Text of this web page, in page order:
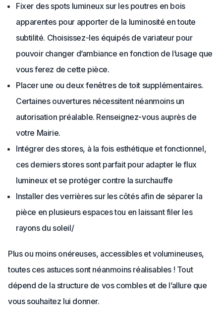
Fixer des spots lumineux sur les poutres en bois
apparentes pour apporter de la luminosité en toute
subtilité. Choisissez-les équipés de variateur pour
pouvoir changer d’ambiance en fonction de l’usage que
vous ferez de cette pièce.
Placer une ou deux fenêtres de toit supplémentaires.
Certaines ouvertures nécessitent néanmoins un
autorisation préalable. Renseignez-vous auprès de
votre Mairie.
Intégrer des stores, à la fois esthétique et fonctionnel,
ces derniers stores sont parfait pour adapter le flux
lumineux et se protéger contre la surchauffe
Installer des verrières sur les côtés afin de séparer la
pièce en plusieurs espaces tou en laissant filer les
rayons du soleil/
Plus ou moins onéreuses, accessibles et volumineuses,
toutes ces astuces sont néanmoins réalisables ! Tout
dépend de la structure de vos combles et de l’allure que
vous souhaitez lui donner.